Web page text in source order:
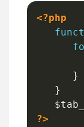
<?php
}
}
?>